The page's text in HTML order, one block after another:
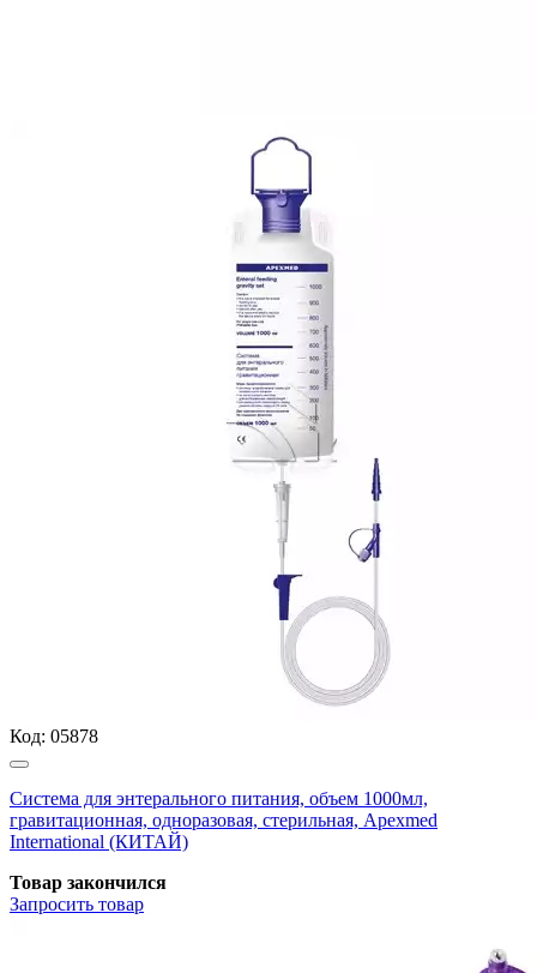
Код: 05878
Система для энтерального питания, объем 1000мл,
гравитационная, одноразовая, стерильная, Apexmed
International (КИТАЙ)
Товар закончился
Запросить товар